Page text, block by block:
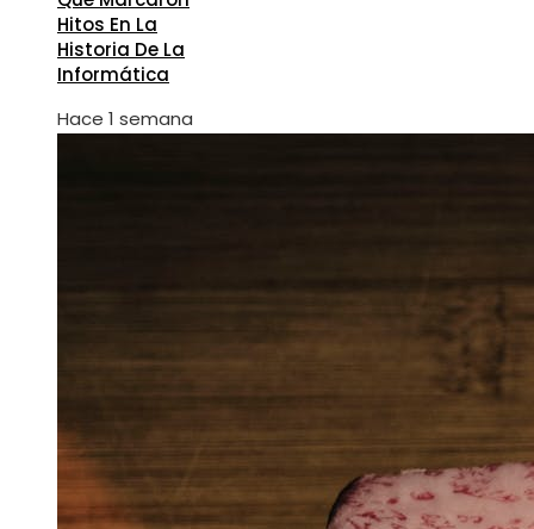
Hitos En La
Historia De La
Informática
Hace 1 semana